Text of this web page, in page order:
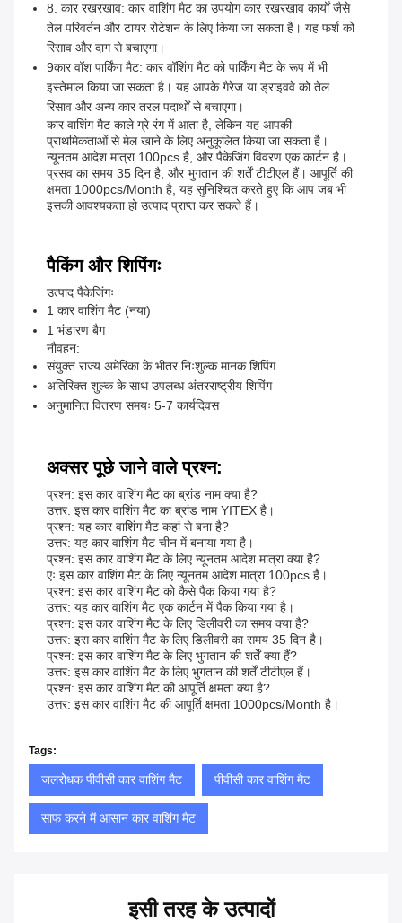
8. कार रखरखाव: कार वाशिंग मैट का उपयोग कार रखरखाव कार्यों जैसे
तेल परिवर्तन और टायर रोटेशन के लिए किया जा सकता है। यह फर्श को
रिसाव और दाग से बचाएगा।
9कार वॉश पार्किंग मैट: कार वॉशिंग मैट को पार्किंग मैट के रूप में भी
इस्तेमाल किया जा सकता है। यह आपके गैरेज या ड्राइववे को तेल
रिसाव और अन्य कार तरल पदार्थों से बचाएगा।
कार वाशिंग मैट काले ग्रे रंग में आता है, लेकिन यह आपकी
प्राथमिकताओं से मेल खाने के लिए अनुकूलित किया जा सकता है।
न्यूनतम आदेश मात्रा 100pcs है, और पैकेजिंग विवरण एक कार्टन है।
प्रसव का समय 35 दिन है, और भुगतान की शर्तें टीटीएल हैं। आपूर्ति की
क्षमता 1000pcs/month है, यह सुनिश्चित करते हुए कि आप जब भी
इसकी आवश्यकता हो उत्पाद प्राप्त कर सकते हैं।
पैकिंग और शिपिंगः
उत्पाद पैकेजिंगः
1 कार वाशिंग मैट (नया)
1 भंडारण बैग
नौवहन:
संयुक्त राज्य अमेरिका के भीतर निःशुल्क मानक शिपिंग
अतिरिक्त शुल्क के साथ उपलब्ध अंतरराष्ट्रीय शिपिंग
अनुमानित वितरण समयः 5-7 कार्यदिवस
अक्सर पूछे जाने वाले प्रश्न:
प्रश्न: इस कार वाशिंग मैट का ब्रांड नाम क्या है?
उत्तर: इस कार वाशिंग मैट का ब्रांड नाम YITEX है।
प्रश्न: यह कार वाशिंग मैट कहां से बना है?
उत्तर: यह कार वाशिंग मैट चीन में बनाया गया है।
प्रश्न: इस कार वाशिंग मैट के लिए न्यूनतम आदेश मात्रा क्या है?
एः इस कार वाशिंग मैट के लिए न्यूनतम आदेश मात्रा 100pcs है।
प्रश्न: इस कार वाशिंग मैट को कैसे पैक किया गया है?
उत्तर: यह कार वाशिंग मैट एक कार्टन में पैक किया गया है।
प्रश्न: इस कार वाशिंग मैट के लिए डिलीवरी का समय क्या है?
उत्तर: इस कार वाशिंग मैट के लिए डिलीवरी का समय 35 दिन है।
प्रश्न: इस कार वाशिंग मैट के लिए भुगतान की शर्तें क्या हैं?
उत्तर: इस कार वाशिंग मैट के लिए भुगतान की शर्तें टीटीएल हैं।
प्रश्न: इस कार वाशिंग मैट की आपूर्ति क्षमता क्या है?
उत्तर: इस कार वाशिंग मैट की आपूर्ति क्षमता 1000pcs/month है।
Tags:
जलरोधक पीवीसी कार वाशिंग मैट पीवीसी कार वाशिंग मैट
साफ करने में आसान कार वाशिंग मैट
इसी तरह के उत्पादों